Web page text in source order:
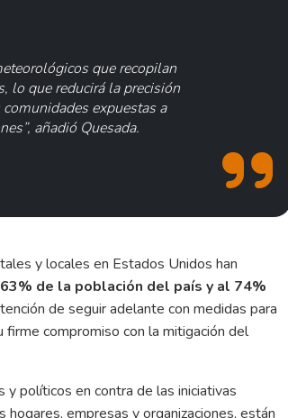
que recopilan
lo que reducirá la precisión
expuestas a
añadió Quesada.
y locales en Estados Unidos han
63% de la población del país y al 74%
de seguir adelante con medidas para
firme compromiso con la mitigación del
políticos en contra de las iniciativas
hogares, empresas y organizaciones, están